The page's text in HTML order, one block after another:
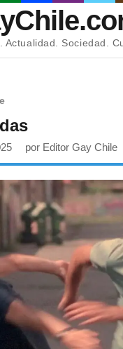
Actualidad. Sociedad.
por Editor Gay Chile